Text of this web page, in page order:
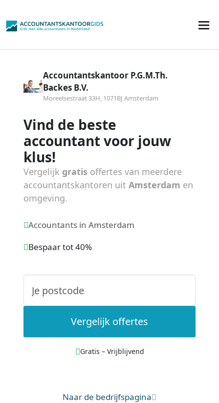
Accountantskantoor P.G.M.Th.
Backes B.V.
Moreelsestraat 33H, 1071BJ Amsterdam
Vind de beste
accountant voor jouw
klus!
Vergelijk gratis offertes van meerdere
accountantskantoren uit Amsterdam en
omgeving.
Accountants in Amsterdam
Bespaar tot 40%
Vergelijk offertes
Gratis – Vrijblijvend
Naar de bedrijfspagina